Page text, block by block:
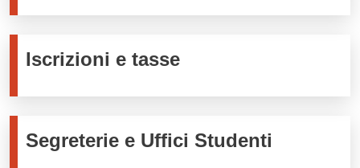
Iscrizioni e tasse
Segreterie e Uffici Studenti